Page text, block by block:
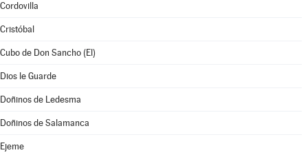
Cordovilla
Cristóbal
Cubo de Don Sancho (El)
Dios le Guarde
Doñinos de Ledesma
Doñinos de Salamanca
Ejeme